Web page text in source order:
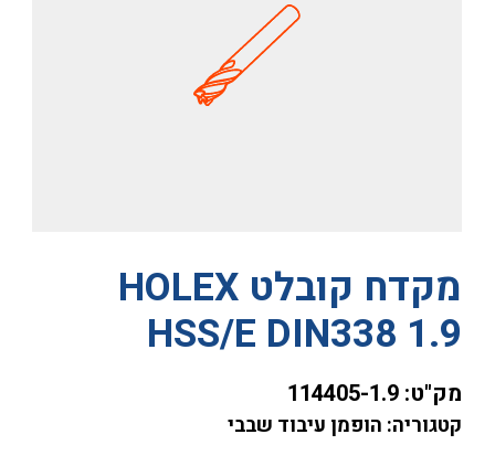
מקדח קובלט HOLEX
HSS/E DIN338 1.9
מק"ט: 114405-1.9
קטגוריה: הופמן עיבוד שבבי